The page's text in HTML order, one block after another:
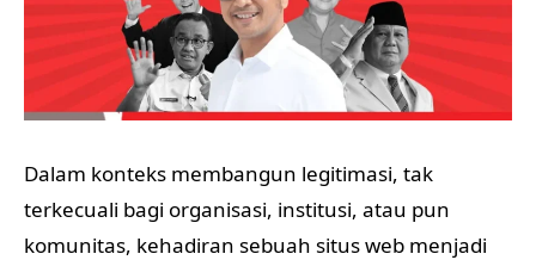
Dalam konteks membangun legitimasi, tak
terkecuali bagi organisasi, institusi, atau pun
komunitas, kehadiran sebuah situs web menjadi